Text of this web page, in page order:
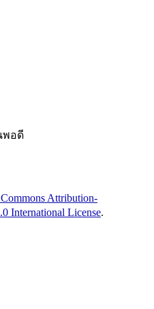
พอดี
Attribution-
International License.